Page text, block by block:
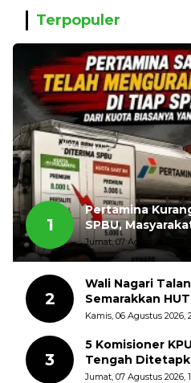
Terpopuler
1
Pertamina
SPBU,
Jumat, 07 Agustus 2026,
2
Wali Nagari
Semarakkan
dengan
Kamis, 06 Agustus 2026,
3
5 Komisioner
Tengah
Kerugian Negara
Jumat, 07 Agustus 2026,